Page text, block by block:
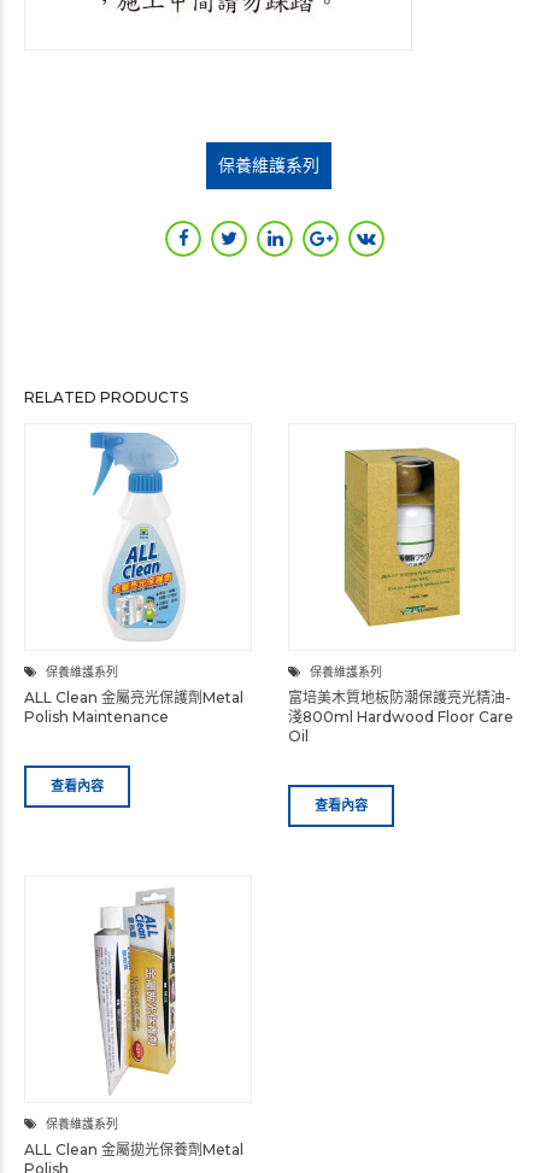
保養維護系列
RELATED PRODUCTS
保養維護系列
ALL Clean 金屬亮光保護劑Metal
Polish Maintenance
查看內容
保養維護系列
富培美木質地板防潮保護亮光精油-
淺800ml Hardwood Floor Care
Oil
查看內容
保養維護系列
ALL Clean 金屬拋光保養劑Metal
Polish